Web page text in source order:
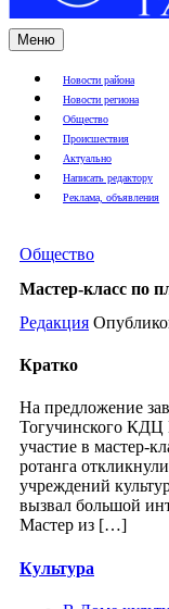
Меню
Новости района
Новости региона
Общество
Происшествия
Актуально
Написать редактору
Реклама, объявления
Общество
Мастер-класс по
Редакция
Кратко
На предложение
Тогучинского
участие в мастер-
ротанга
учреждений
вызвал большой
Мастер из […]
Культура